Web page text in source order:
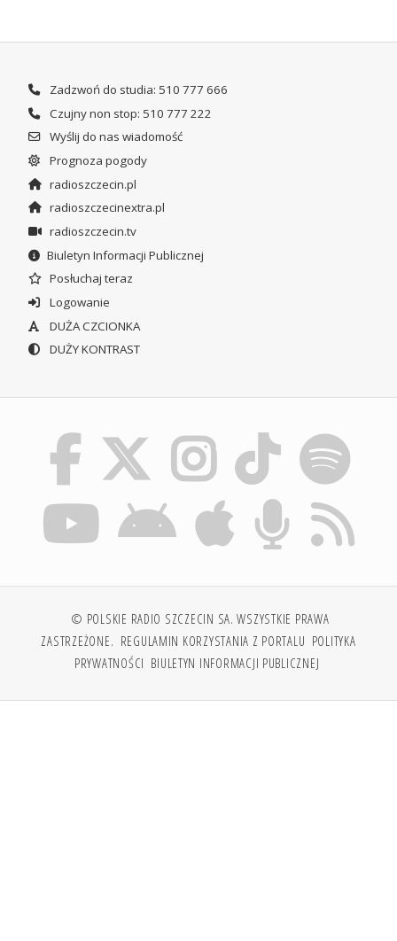
Zadzwoń do studia: 510 777 666
Czujny non stop: 510 777 222
Wyślij do nas wiadomość
Prognoza pogody
radioszczecin.pl
radioszczecinextra.pl
radioszczecin.tv
Biuletyn Informacji Publicznej
Posłuchaj teraz
Logowanie
DUŻA CZCIONKA
DUŻY KONTRAST
© POLSKIE RADIO SZCZECIN SA. WSZYSTKIE PRAWA
ZASTRZEŻONE. REGULAMIN KORZYSTANIA Z PORTALU POLITYKA
PRYWATNOŚCI BIULETYN INFORMACJI PUBLICZNEJ